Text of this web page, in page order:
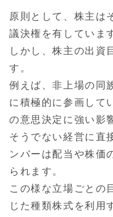
原則として、株主は
議決権を有していま
しかし、株主の出資
す。
例えば、非上場の同
に積極的に参画して
の意思決定に強い影
そうでない経営に直
ンバーは配当や株価
られます。
この様な立場ごとの
じた種類株式を利用